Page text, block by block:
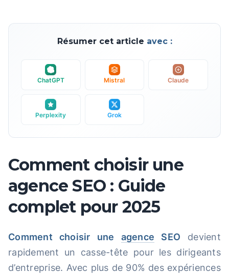
Résumer cet article avec :
ChatGPT Mistral Claude
Perplexity Grok
Comment choisir une
agence SEO : Guide
complet pour 2025
Comment choisir une agence SEO devient
rapidement un casse-tête pour les dirigeants
d’entreprise. Avec plus de 90% des expériences